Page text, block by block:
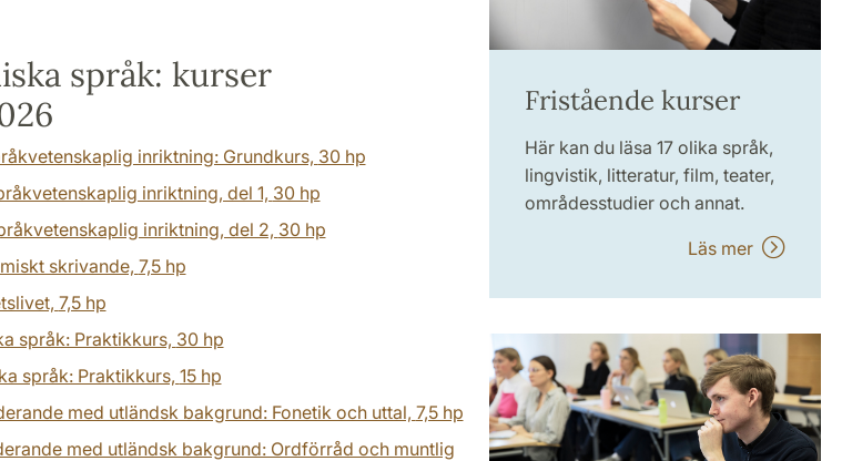
språk: kurser
inriktning: Grundkurs, 30 hp
inriktning, del 1, 30 hp
inriktning, del 2, 30 hp
skrivande, 7,5 hp
7,5 hp
språk: Praktikkurs, 30 hp
språk: Praktikkurs, 15 hp
med utländsk bakgrund: Fonetik och uttal, 7,5 hp
med utländsk bakgrund: Ordförråd och muntlig
Fristående kurser
Här kan du läsa 17 olika språk,
lingvistik, litteratur, film, teater,
områdesstudier och annat.
Läs mer